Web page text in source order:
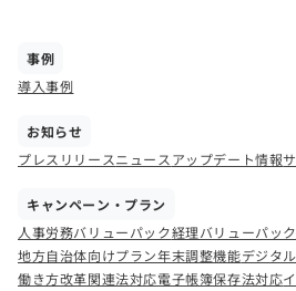
事例
導入事例
お知らせ
プレスリリースニュース アップデート情報
キャンペーン・プラン
人事労務バリューパック経理バリューパッ
地方自治体向けプラン年末調整機能デジタ
働き方改革関連法対応電子帳簿保存法対応